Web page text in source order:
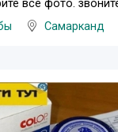
все фото.
Самарканд